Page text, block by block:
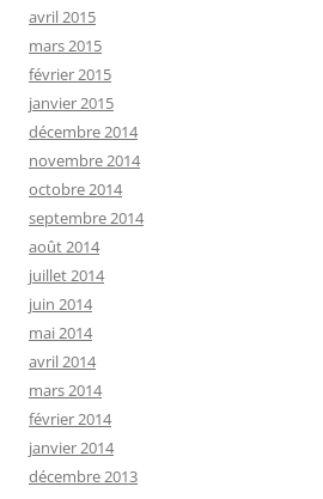
avril 2015
mars 2015
février 2015
janvier 2015
décembre 2014
novembre 2014
octobre 2014
septembre 2014
août 2014
juillet 2014
juin 2014
mai 2014
avril 2014
mars 2014
février 2014
janvier 2014
décembre 2013